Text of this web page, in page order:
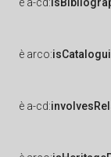
è arco:
è a-cd: